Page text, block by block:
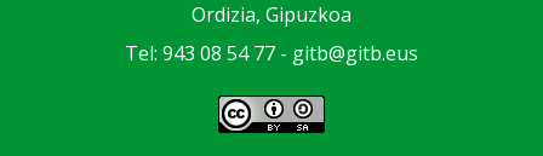
Ordizia, Gipuzkoa
Tel: 943 08 54 77 - gitb@gitb.eus